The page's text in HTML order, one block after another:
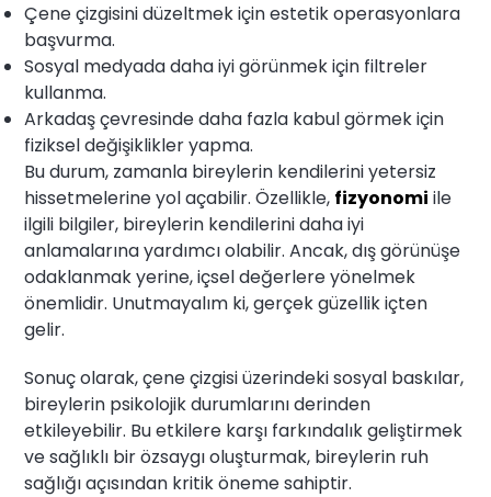
Çene çizgisini düzeltmek için estetik operasyonlara
başvurma.
Sosyal medyada daha iyi görünmek için filtreler
kullanma.
Arkadaş çevresinde daha fazla kabul görmek için
fiziksel değişiklikler yapma.
Bu durum, zamanla bireylerin kendilerini yetersiz
hissetmelerine yol açabilir. Özellikle, fizyonomi ile
ilgili bilgiler, bireylerin kendilerini daha iyi
anlamalarına yardımcı olabilir. Ancak, dış görünüşe
odaklanmak yerine, içsel değerlere yönelmek
önemlidir. Unutmayalım ki, gerçek güzellik içten
gelir.
Sonuç olarak, çene çizgisi üzerindeki sosyal baskılar,
bireylerin psikolojik durumlarını derinden
etkileyebilir. Bu etkilere karşı farkındalık geliştirmek
ve sağlıklı bir özsaygı oluşturmak, bireylerin ruh
sağlığı açısından kritik öneme sahiptir.